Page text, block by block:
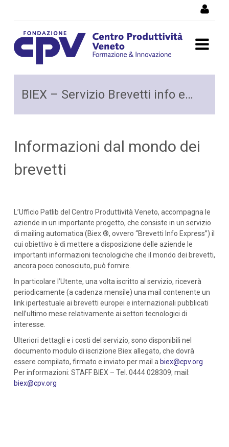
Brevetti Info Express - BIEX
BIEX – Servizio Brevetti info express
Informazioni dal mondo dei
brevetti
L’Ufficio Patlib del Centro Produttività Veneto, accompagna le
aziende in un importante progetto, che consiste in un servizio
di mailing automatica (Biex ®, ovvero “Brevetti Info Express”) il
cui obiettivo è di mettere a disposizione delle aziende le
importanti informazioni tecnologiche che il mondo dei brevetti,
ancora poco conosciuto, può fornire.
In particolare l’Utente, una volta iscritto al servizio, riceverà
periodicamente (a cadenza mensile) una mail contenente un
link ipertestuale ai brevetti europei e internazionali pubblicati
nell’ultimo mese relativamente ai settori tecnologici di
interesse.
Ulteriori dettagli e i costi del servizio, sono disponibili nel
documento modulo di iscrizione Biex allegato, che dovrà
essere compilato, firmato e inviato per mail a biex@cpv.org
Per informazioni: STAFF BIEX – Tel. 0444 028309; mail:
biex@cpv.org